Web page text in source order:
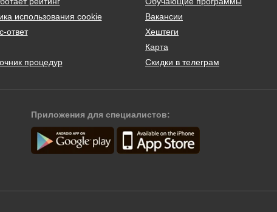
использования cookie
ответ
процедур
Вакансии
Хештеги
Карта
Скидки в телеграм
Приложения для специалистов: